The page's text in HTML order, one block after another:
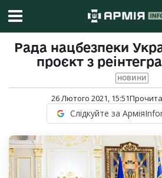
Рада нацбезпеки
проєкт з
НОВИНИ
26 Лютого 2021, 15:51
Слідкуйте за